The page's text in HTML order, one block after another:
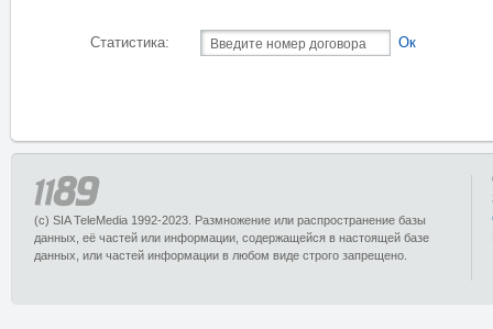
Статистика: Ок
(c) SIA TeleMedia 1992-2023. Размножение или распространение базы
данных, её частей или информации, содержащейся в настоящей базе
данных, или частей информации в любом виде строго запрещено.